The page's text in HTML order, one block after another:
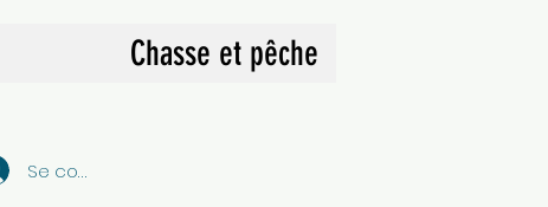
Chasse et pêche
Se connecter